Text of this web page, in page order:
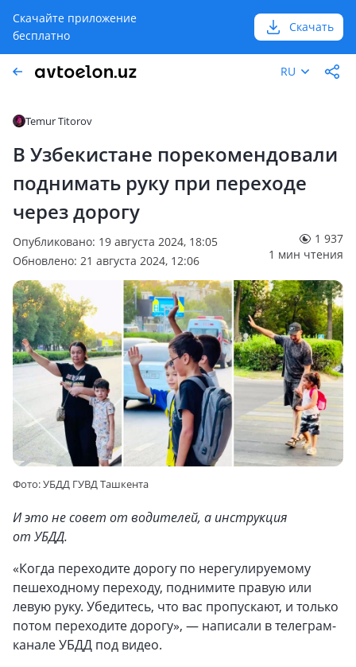
Скачайте приложение
бесплатно
Скачать
RU
Temur Titorov
В Узбекистане порекомендовали
поднимать руку при переходе
через дорогу
Опубликовано: 19 августа 2024, 18:05
Обновлено: 21 августа 2024, 12:06
1 937
1 мин чтения
Фото: УБДД ГУВД Ташкента
И это не совет от водителей, а инструкция
от УБДД.
«Когда переходите дорогу по нерегулируемому
пешеходному переходу, поднимите правую или
левую руку. Убедитесь, что вас пропускают, и только
потом переходите дорогу», — написали в телеграм-
канале УБДД под видео.